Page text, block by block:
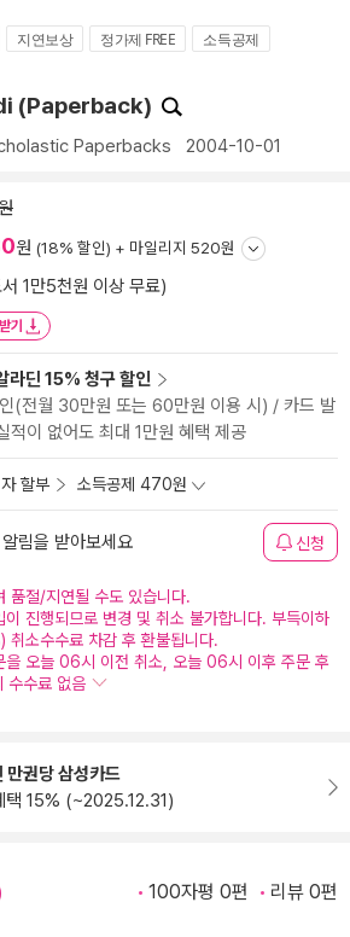
지연보상 정가제 FREE
소득공제
(Paperback)
Paperbacks 2004-10-01
원 (18% 할인) + 마일리지 520원
1만5천원 이상 무료)
기
라딘 15% 청구 할인
(전월 30만원 또는 60만원 이용 시) / 카드 발
적이 없어도 최대 1만원 혜택 제공
할부 소득공제 470원
림을 받아보세요 신청
품절/지연될 수도 있습니다.
진행되므로 변경 및 취소 불가합니다. 부득이하
소수수료 차감 후 환불됩니다.
오늘 06시 이전 취소, 오늘 06시 이후 주문 후
수수료 없음
권당 삼성카드
택 15% (~2025.12.31)
100자평 0편 리뷰 0편